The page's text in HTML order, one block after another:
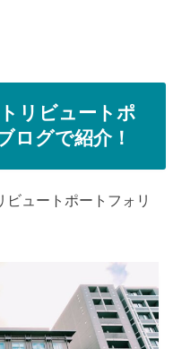
リビュートポ
ログで紹介！
ュートポートフォリ